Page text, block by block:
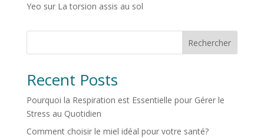
Yeo sur La torsion assis au sol
Rechercher
Recent Posts
Pourquoi la Respiration est Essentielle pour Gérer le
Stress au Quotidien
Comment choisir le miel idéal pour votre santé?